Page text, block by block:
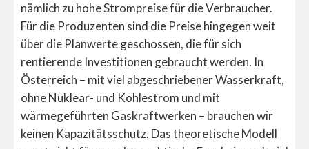
nämlich zu hohe Strompreise für die Verbraucher.
Für die Produzenten sind die Preise hingegen weit
über die Planwerte geschossen, die für sich
rentierende Investitionen gebraucht werden. In
Österreich – mit viel abgeschriebener Wasserkraft,
ohne Nuklear- und Kohlestrom und mit
wärmegeführten Gaskraftwerken – brauchen wir
keinen Kapazitätsschutz. Das theoretische Modell